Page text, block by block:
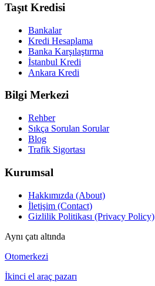
Taşıt Kredisi
Bankalar
Kredi Hesaplama
Banka Karşılaştırma
İstanbul Kredi
Ankara Kredi
Bilgi Merkezi
Rehber
Sıkça Sorulan Sorular
Blog
Trafik Sigortası
Kurumsal
Hakkımızda (About)
İletişim (Contact)
Gizlilik Politikası (Privacy Policy)
Aynı çatı altında
Otomerkezi
İkinci el araç pazarı